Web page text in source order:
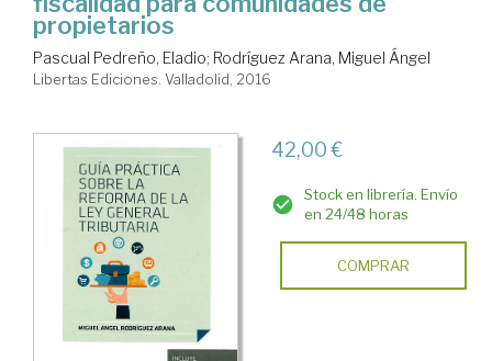
propietarios
Pascual Pedreño, Eladio; Rodríguez Arana, Miguel Ángel
Libertas Ediciones. Valladolid, 2016
42,00 €
Stock en librería. Envío
en 24/48 horas
COMPRAR